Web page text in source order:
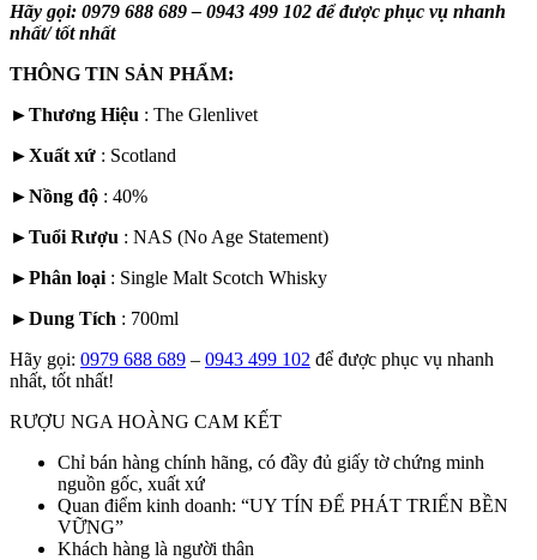
Hãy gọi: 0979 688 689 – 0943 499 102 để được phục vụ nhanh
nhất/ tốt nhất
THÔNG TIN SẢN PHẨM:
►Thương Hiệu : The Glenlivet
►Xuất xứ : Scotland
►Nồng độ : 40%
►Tuổi Rượu : NAS (No Age Statement)
►Phân loại : Single Malt Scotch Whisky
►Dung Tích : 700ml
Hãy gọi: 0979 688 689 – 0943 499 102 để được phục vụ nhanh
nhất, tốt nhất!
RƯỢU NGA HOÀNG CAM KẾT
Chỉ bán hàng chính hãng, có đầy đủ giấy tờ chứng minh
nguồn gốc, xuất xứ
Quan điểm kinh doanh: “UY TÍN ĐỂ PHÁT TRIỂN BỀN
VỮNG”
Khách hàng là người thân